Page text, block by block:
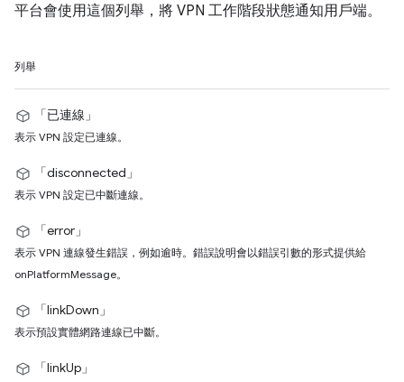
平台會使用這個列舉，將 VPN 工作階段狀態通知用戶端。
列舉
「已連線」
表示 VPN 設定已連線。
「disconnected」
表示 VPN 設定已中斷連線。
「error」
表示 VPN 連線發生錯誤，例如逾時。錯誤說明會以錯誤引數的形式提供給
onPlatformMessage。
「linkDown」
表示預設實體網路連線已中斷。
「linkUp」